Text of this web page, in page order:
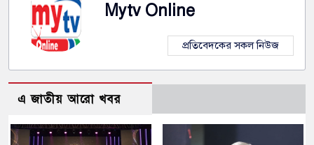
Mytv Online
প্রতিবেদকের সকল নিউজ
এ জাতীয় আরো খবর